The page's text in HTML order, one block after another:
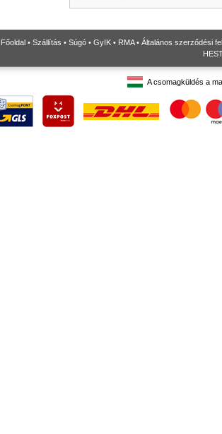
Főoldal • Szállítás • Súgó • GyIK • RMA• Általános szerződési
A csomagküldés a